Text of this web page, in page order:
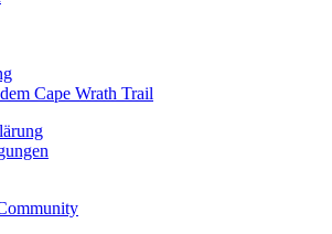
Cape Wrath Trail